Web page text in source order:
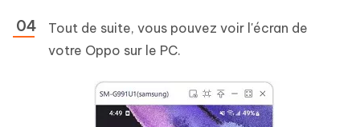
Tout de suite, vous pouvez voir l'écran de
votre Oppo sur le PC.